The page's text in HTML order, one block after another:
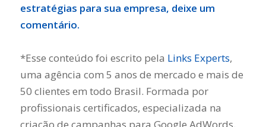
estratégias para sua empresa, deixe um
comentário.
*Esse conteúdo foi escrito pela Links Experts,
uma agência com 5 anos de mercado e mais de
50 clientes em todo Brasil. Formada por
profissionais certificados, especializada na
criação de campanhas para Google AdWords,